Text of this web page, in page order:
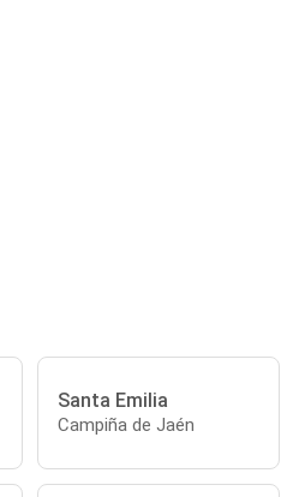
Santa Emilia
Campiña de Jaén